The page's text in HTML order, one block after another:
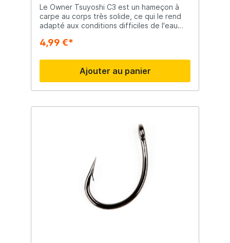
Le Owner Tsuyoshi C3 est un hameçon à
carpe au corps très solide, ce qui le rend
adapté aux conditions difficiles de l'eau
une accrochage rapide et profonde.
4,99 €*
Ajouter au panier